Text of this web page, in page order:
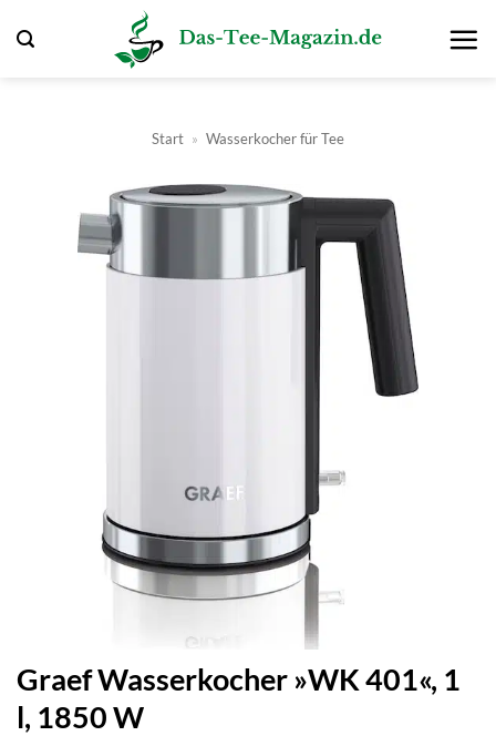
Inhalt
Start » Wasserkocher für Tee
Graef Wasserkocher »WK 401«, 1
l, 1850 W